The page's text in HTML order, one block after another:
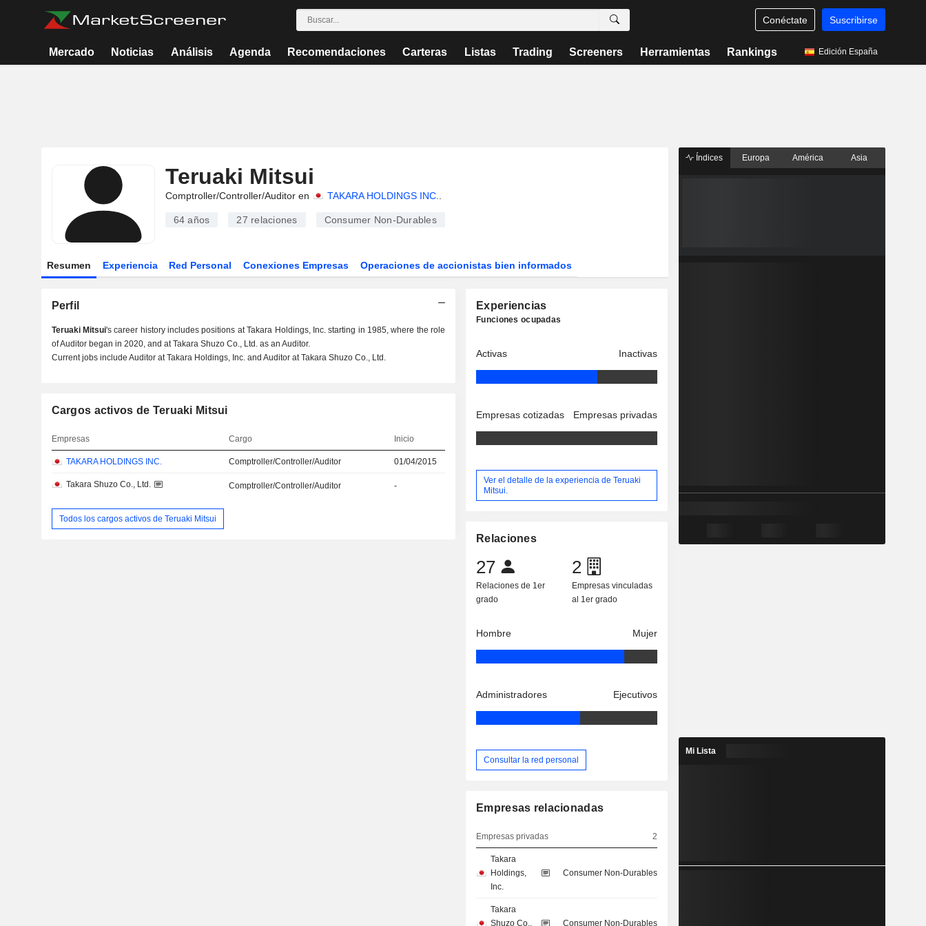
Conéctate Suscribirse
Mercado Noticias Análisis Agenda Recomendaciones Carteras Listas Trading Screeners Herramientas Rankings Edición España
Teruaki Mitsui
Comptroller/Controller/Auditor en TAKARA HOLDINGS INC.
64 años 27 relaciones Consumer Non-Durables
Resumen Experiencia Red Personal Conexiones Empresas Operaciones de accionistas bien informados
Perfil
Teruaki Mitsui's career history includes positions at Takara Holdings, Inc. starting in 1985, where the role
of Auditor began in 2020, and at Takara Shuzo Co., Ltd. as an Auditor.
Current jobs include Auditor at Takara Holdings, Inc. and Auditor at Takara Shuzo Co., Ltd.
Cargos activos de Teruaki Mitsui
Empresas Cargo Inicio
TAKARA HOLDINGS INC. Comptroller/Controller/Auditor 01/04/2015
Takara Shuzo Co., Ltd. Comptroller/Controller/Auditor -
Todos los cargos activos de Teruaki Mitsui
Experiencias
Funciones ocupadas
Activas Inactivas
Empresas cotizadas Empresas privadas
Ver el detalle de la experiencia de Teruaki
Mitsui.
Relaciones
27
Relaciones de 1er
grado
2
Empresas vinculadas
al 1er grado
Hombre Mujer
Administradores Ejecutivos
Consultar la red personal
Empresas relacionadas
Empresas privadas 2
Takara
Holdings,
Inc.
Consumer Non-Durables
Takara
Shuzo Co.,
Consumer Non-Durables
Índices Europa América Asia
Mi Lista